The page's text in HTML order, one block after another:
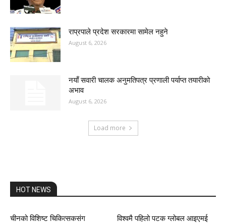
राप्रपाले प्रदेश सरकारमा सामेल नहुने
August 6, 2026
नयाँ सवारी चालक अनुमतिपत्र प्रणाली पर्याप्त तयारीको
अभाव
August 6, 2026
Load more
HOT NEWS
चीनको विशिष्ट चिकित्सकसंग
विश्वमै पहिलो पटक ग्लोबल आइएमई